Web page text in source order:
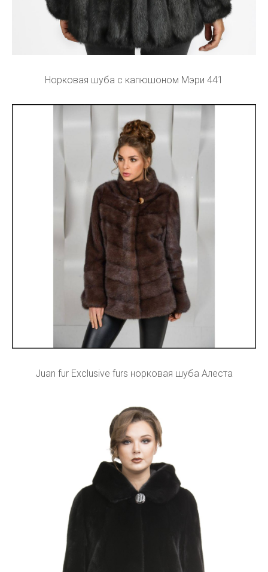
Норковая шуба с капюшоном Мэри 441
Juan fur Exclusive furs норковая шуба Алеста